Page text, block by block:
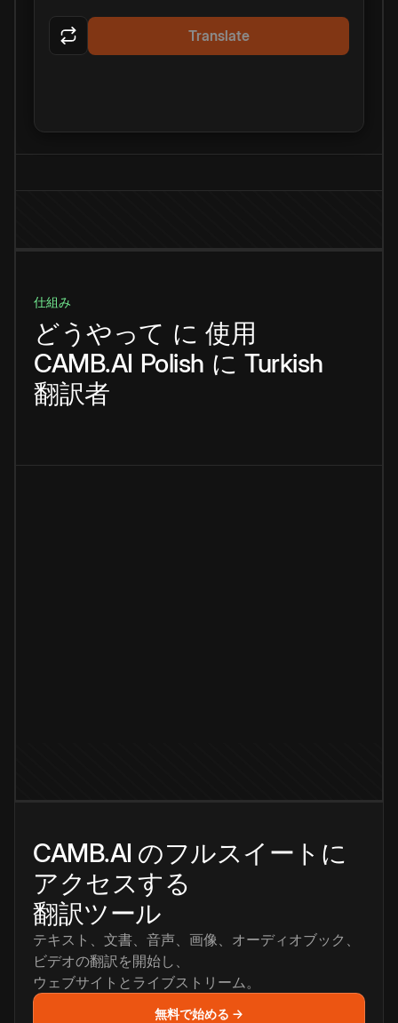
Translate
仕組み
どうやって に 使用
CAMB.AI Polish に Turkish
翻訳者
CAMB.AI のフルスイートに
アクセスする
翻訳ツール
テキスト、文書、音声、画像、オーディオブック、
ビデオの翻訳を開始し、
ウェブサイトとライブストリーム。
無料で始める →